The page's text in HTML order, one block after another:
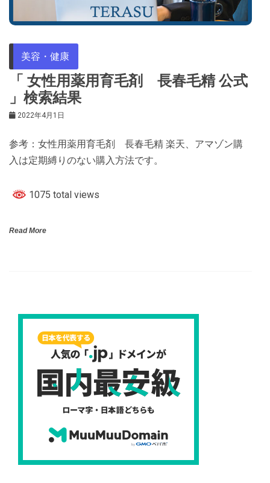
美容・健康
「 女性用薬用育毛剤 長春毛精 公式
」検索結果
2022年4月1日
参考：女性用薬用育毛剤 長春毛精 楽天、アマゾン購
入は定期縛りのない購入方法です。
1075 total views
Read More